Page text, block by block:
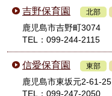
吉野保育園 北部
鹿児島市吉野町3074
TEL：099-244-2115
信愛保育園 東部
鹿児島市東坂元2-61-25
TEL：099-247-2050